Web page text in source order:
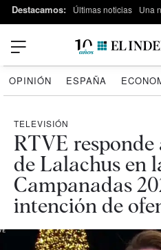
Destacamos: Últimas noticias Una
OPINIÓN ESPAÑA
TELEVISIÓN
RTVE
de Lalachus en
Campanadas
intención de